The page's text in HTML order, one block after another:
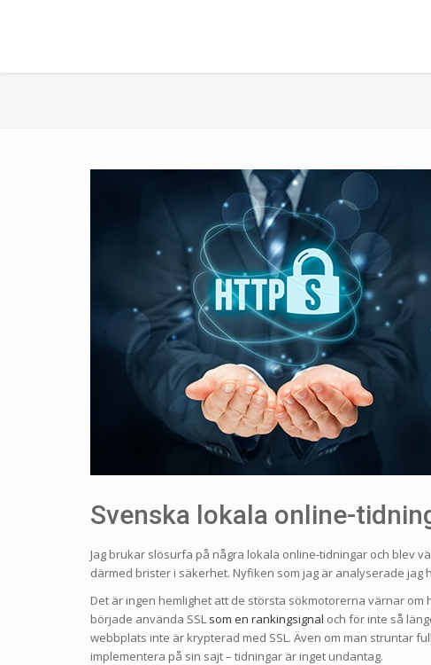
Svenska lokala online-
Jag brukar slösurfa på några lokala online-tidningar och blev
därmed brister i säkerhet. Nyfiken som jag är analyserade
Det är ingen hemlighet att de största sökmotorerna värnar
började använda SSL som en rankingsignal och för inte så
webbplats inte är krypterad med SSL. Även om man struntar
implementera på sin sajt – tidningar är inget undantag.